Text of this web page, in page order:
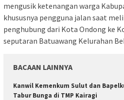
mengusik ketenangan warga
khususnya pengguna jalan saat
penghubung dari Kota Ondong ke
seputaran Batuawang Kelurahan
BACAAN LAINNYA
‎Kanwil Kemenkum Sulut dan
Tabur Bunga di TMP Kairagi